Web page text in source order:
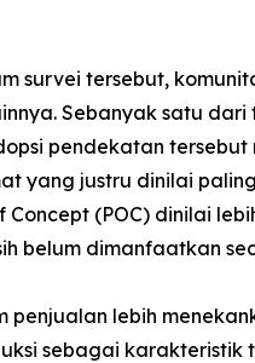
survei tersebut,
Sebanyak satu dari
pendekatan tersebut
yang justru dinilai
Concept (POC) dinilai
belum dimanfaatkan
penjualan lebih
sebagai karakteristik